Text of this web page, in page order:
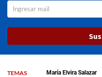
TEMAS María Elvira Salazar